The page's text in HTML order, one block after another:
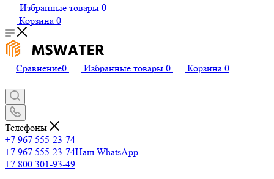
Избранные товары 0
Корзина 0
Сравнение0 Избранные товары 0 Корзина 0
Телефоны
+7 967 555-23-74
+7 967 555-23-74Наш WhatsApp
+7 800 301-93-49